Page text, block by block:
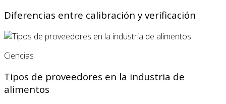
Diferencias entre calibración y verificación
Ciencias
Tipos de proveedores en la industria de
alimentos